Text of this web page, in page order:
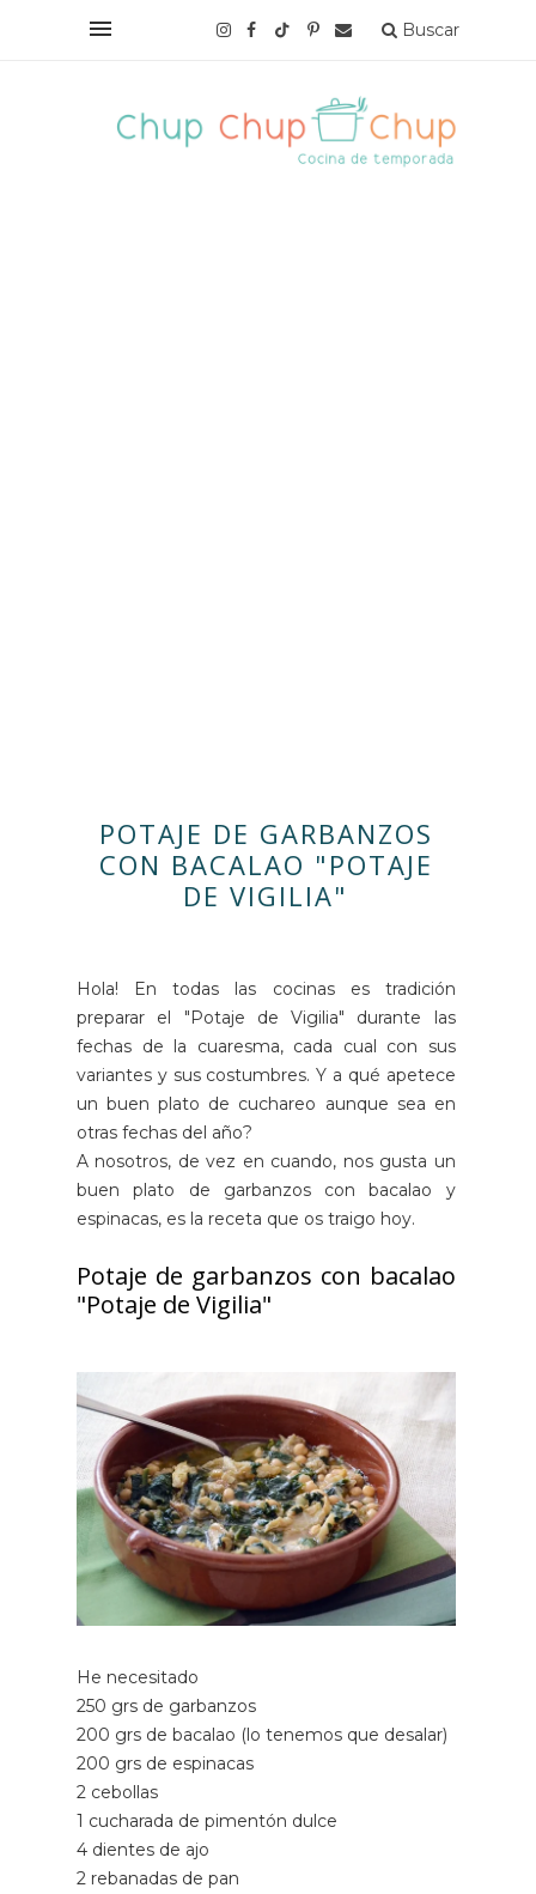
Buscar
POTAJE DE GARBANZOS
CON BACALAO "POTAJE
DE VIGILIA"
Hola! En todas las cocinas es tradición
preparar el "Potaje de Vigilia" durante las
fechas de la cuaresma, cada cual con sus
variantes y sus costumbres. Y a qué apetece
un buen plato de cuchareo aunque sea en
otras fechas del año?
A nosotros, de vez en cuando, nos gusta un
buen plato de garbanzos con bacalao y
espinacas, es la receta que os traigo hoy.
Potaje de garbanzos con bacalao
"Potaje de Vigilia"
He necesitado
250 grs de garbanzos
200 grs de bacalao (lo tenemos que desalar)
200 grs de espinacas
2 cebollas
1 cucharada de pimentón dulce
4 dientes de ajo
2 rebanadas de pan